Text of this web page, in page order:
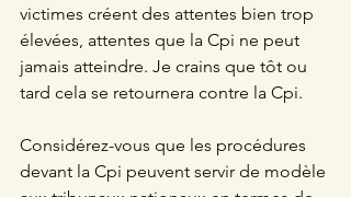
victimes créent des attentes bien trop
élevées, attentes que la Cpi ne peut
jamais atteindre. Je crains que tôt ou
tard cela se retournera contre la Cpi.
Considérez-vous que les procédures
devant la Cpi peuvent servir de modèle